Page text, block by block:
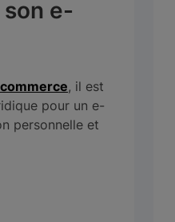
e-
, il est
pour un e-
personnelle et